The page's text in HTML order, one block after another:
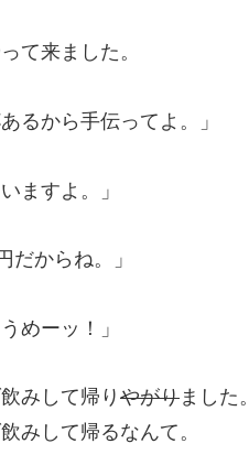
て来ました。
るから手伝ってよ。」
ますよ。」
だからね。」
めーッ！」
みして帰り やがりました。
みして帰るなんて。